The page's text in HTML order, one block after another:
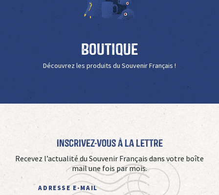
Boutique
Découvrez les produits du Souvenir Français !
Inscrivez-vous à La Lettre
Recevez l’actualité du Souvenir Français dans votre boîte
mail une fois par mois.
ADRESSE E-MAIL